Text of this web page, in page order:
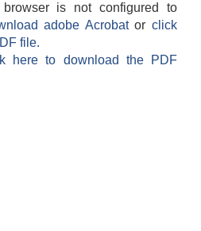
is not configured to
adobe Acrobatorclick
file.
here to download the PDF